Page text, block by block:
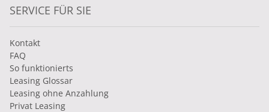
SERVICE FÜR SIE
Kontakt
FAQ
So funktionierts
Leasing Glossar
Leasing ohne Anzahlung
Privat Leasing